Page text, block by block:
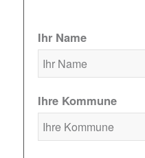
Ihr Name
Ihre Kommune